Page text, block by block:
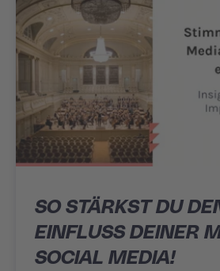
SO STÄRKST DU
EINFLUSS DEINER
SOCIAL MEDIA!